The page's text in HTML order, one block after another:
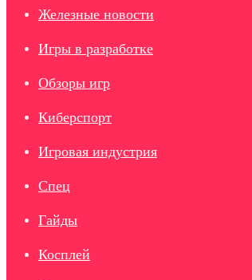
Железные новости
Игры в разработке
Обзоры игр
Киберспорт
Игровая индустрия
Спец
Гайды
Косплей